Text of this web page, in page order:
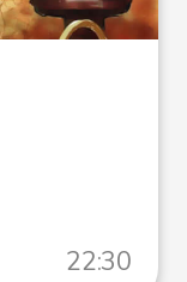
я отдам
а
22:30